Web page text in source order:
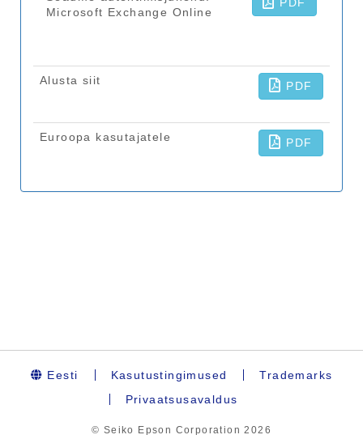
Eesti Kasutustingimused
Trademarks
Privaatsusavaldus
© Seiko Epson Corporation2026